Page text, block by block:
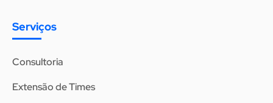
Serviços
Consultoria
Extensão de Times